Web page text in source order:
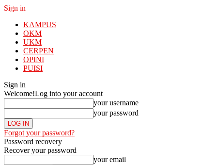
Sign in
KAMPUS
OKM
UKM
CERPEN
OPINI
PUISI
Sign in
Welcome!Log into your account
your username
your password
Forgot your password?
Password recovery
Recover your password
your email